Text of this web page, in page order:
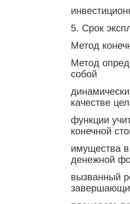
5. Срок
Метод
Метод
собой
качестве
функции
конечной
имущества
денежной
вызванный